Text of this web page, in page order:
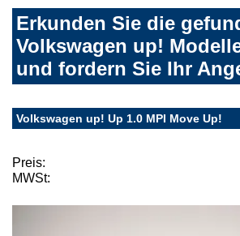
Erkunden Sie die
Volkswagen up!
und fordern Sie Ihr
Volkswagen up! Up 1.0 MPI Move Up!
Preis:
MWSt: